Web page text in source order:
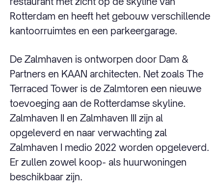
Rotterdam en heeft het gebouw verschillende
kantoorruimtes en een parkeergarage.
De Zalmhaven is ontworpen door Dam &
Partners en KAAN architecten. Net zoals The
Terraced Tower is de Zalmtoren een nieuwe
toevoeging aan de Rotterdamse skyline.
Zalmhaven II en Zalmhaven III zijn al
opgeleverd en naar verwachting zal
Zalmhaven I medio 2022 worden opgeleverd.
Er zullen zowel koop- als huurwoningen
beschikbaar zijn.